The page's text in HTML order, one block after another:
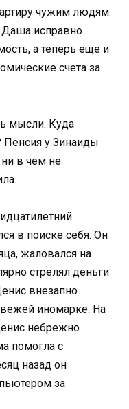
чужим людям.
Даша исправно
а теперь еще и
счета за
мысли. Куда
у Зинаиды
в чем не
в поиске себя. Он
жаловался на
стрелял деньги
внезапно
иномарке. На
небрежно
помогла с
назад он
за